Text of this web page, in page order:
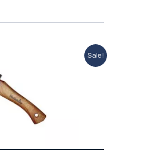
Sale!